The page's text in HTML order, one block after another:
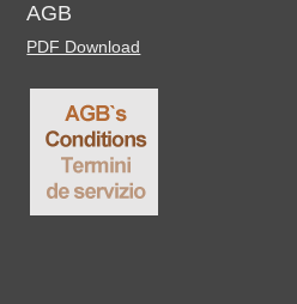
AGB
PDF Download